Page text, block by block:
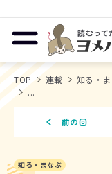
メニューを開閉
読むって
ヨメ
TOP 連載 知る・
...
前の回
知る・まなぶ